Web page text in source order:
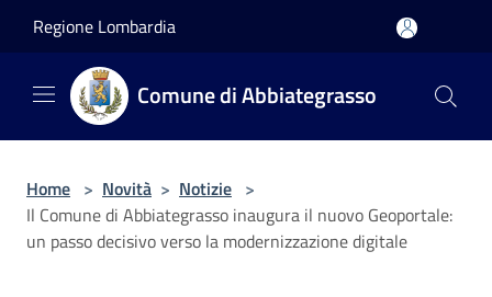
Regione Lombardia
Comune di Abbiategrasso
Home > Novità > Notizie >
Il Comune di Abbiategrasso inaugura il nuovo Geoportale:
un passo decisivo verso la modernizzazione digitale